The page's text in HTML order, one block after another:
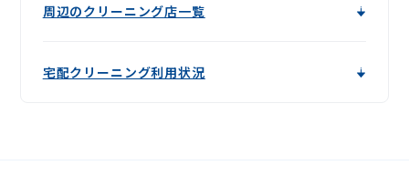
周辺のクリーニング店一覧
宅配クリーニング利用状況